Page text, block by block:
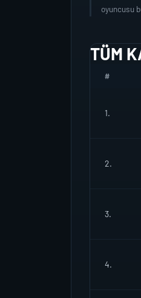
oyuncusu
TÜM
#
1.
2.
3.
4.